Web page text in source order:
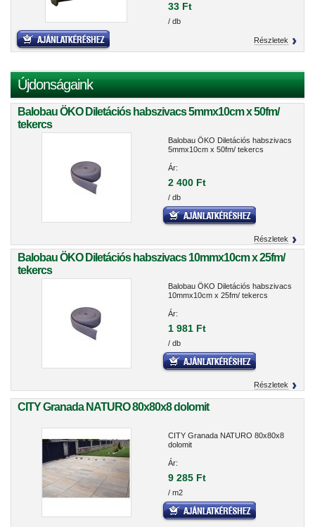
33 Ft
/ db
Részletek
Újdonságaink
Balobau ÖKO Diletációs habszivacs 5mmx10cm x 50fm/
tekercs
Balobau ÖKO Diletációs habszivacs
5mmx10cm x 50fm/ tekercs
Ár:
2 400 Ft
/ db
Részletek
Balobau ÖKO Diletációs habszivacs 10mmx10cm x 25fm/
tekercs
Balobau ÖKO Diletációs habszivacs
10mmx10cm x 25fm/ tekercs
Ár:
1 981 Ft
/ db
Részletek
CITY Granada NATURO 80x80x8 dolomit
CITY Granada NATURO 80x80x8
dolomit
Ár:
9 285 Ft
/ m2